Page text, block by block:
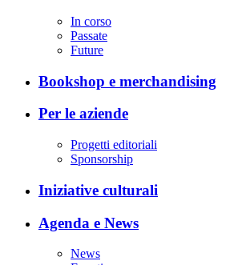
In corso
Passate
Future
Bookshop e merchandising
Per le aziende
Progetti editoriali
Sponsorship
Iniziative culturali
Agenda e News
News